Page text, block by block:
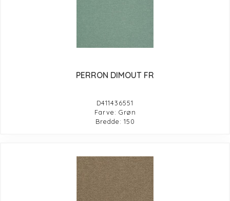
PERRON DIMOUT FR
D411436551
Farve: Grøn
Bredde: 150